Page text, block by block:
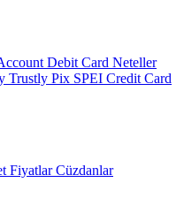
Debit Card Neteller
Trustly Pix SPEI Credit Card
FiyatlarCüzdanlar